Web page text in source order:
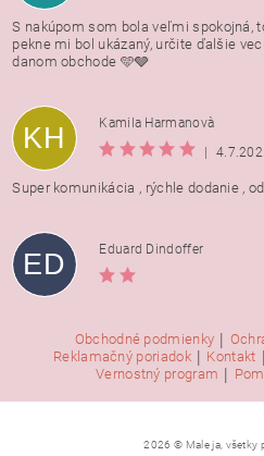
S nakúpom som bola veľmi spokojná,
pekne mi bol ukázaný, určite ďalšie
danom obchode 🩵🩶
KH
Kamila Harmanovà
|
Super komunikácia , rýchle dodanie ,
ED Eduard Dindoffer
Obchodné podmienky |
Reklamačný poriadok | Kontakt |
Vernostný program |
2026 © Male ja, všetky